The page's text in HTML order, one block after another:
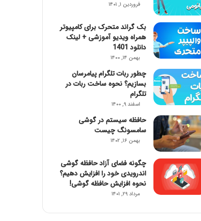
فروردین ۱, ۱۴۰۱
بک گراند متحرک برای کامپیوتر
همراه ویدیو آموزشی + لینک
دانلود 1401
بهمن ۱۴, ۱۴۰۰
چطور ربات تلگرام پیامرسان
بسازیم؟ نحوه ساخت ربات در
تلگرام
اسفند ۹, ۱۴۰۰
حافظه سیستم در گوشی
سامسونگ چیست
بهمن ۱۶, ۱۴۰۲
چگونه فضای آزاد حافظه گوشی
اندرویدی خود را افزایش دهیم؟
نحوه افزایش حافظه گوشی!
مرداد ۲۹, ۱۴۰۱